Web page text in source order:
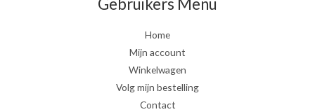
Home
Mijn account
Winkelwagen
Volg mijn bestelling
Contact